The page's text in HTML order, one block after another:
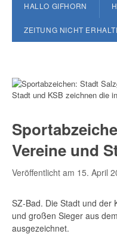
HALLO GIFHORN
ZEITUNG NICHT
Stadt und KSB zeichnen die
Vereine und
Veröffentlicht am 15. April
SZ-Bad. Die Stadt und der
und großen Sieger aus
ausgezeichnet.